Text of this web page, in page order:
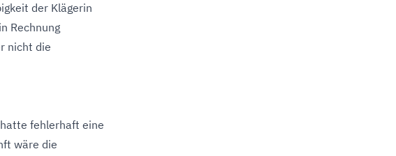
der Klägerin
Rechnung
nicht die
fehlerhaft eine
wäre die